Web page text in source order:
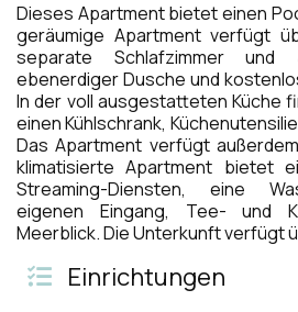
Dieses Apartment bietet einen
geräumige Apartment verfügt
separate Schlafzimmer und
ebenerdiger Dusche und
In der voll ausgestatteten Küche
einen Kühlschrank,
Das Apartment verfügt
klimatisierte Apartment bietet
Streaming-Diensten, eine
eigenen Eingang, Tee- und
Meerblick. Die Unterkunft verfügt
Einrichtungen